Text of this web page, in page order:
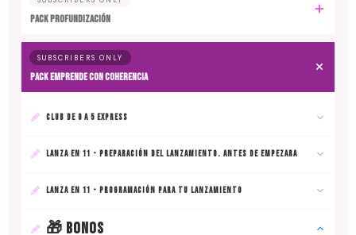
PACK PROFUNDIZACIÓN
SUBSCRIBERS ONLY
PACK EMPRENDE CON COHERENCIA
CLUB DE 0 A 5 EXPRESS
LANZA EN 11 - PREPARACIÓN DEL LANZAMIENTO. ANTES DE EMPEZARA
LANZA EN 11 - PROGRAMACIÓN PARA TU LANZAMIENTO
🎁 BONOS